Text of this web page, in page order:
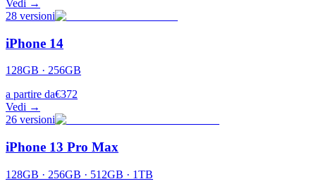
Vedi →
28 versioni
iPhone 14
128GB · 256GB
a partire da€372
Vedi →
26 versioni
iPhone 13 Pro Max
128GB · 256GB · 512GB · 1TB